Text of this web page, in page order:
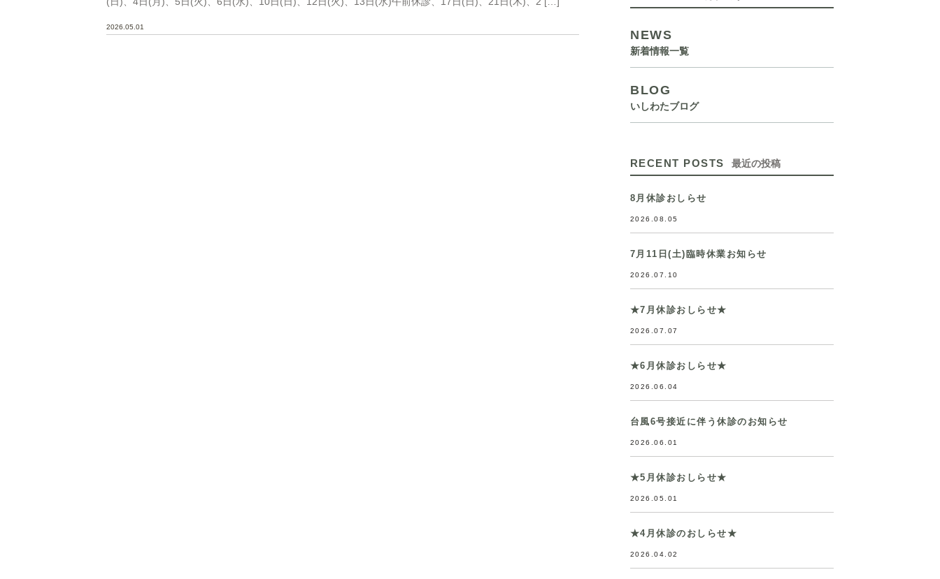
2026.05.01
NEWS
新着情報一覧
BLOG
いしわたブログ
RECENT POSTS 最近の投稿
8月休診おしらせ
2026.08.05
7月11日(土)臨時休業お知らせ
2026.07.10
★7月休診おしらせ★
2026.07.07
★6月休診おしらせ★
2026.06.04
台風6号接近に伴う休診のお知らせ
2026.06.01
★5月休診おしらせ★
2026.05.01
★4月休診のおしらせ★
2026.04.02